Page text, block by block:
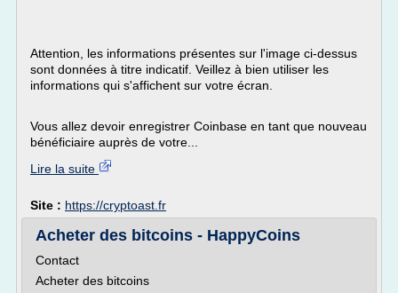
Attention, les informations présentes sur l'image ci-dessus
sont données à titre indicatif. Veillez à bien utiliser les
informations qui s'affichent sur votre écran.
Vous allez devoir enregistrer Coinbase en tant que nouveau
bénéficiaire auprès de votre...
Lire la suite
Site : https://cryptoast.fr
Acheter des bitcoins - HappyCoins
Contact
Acheter des bitcoins